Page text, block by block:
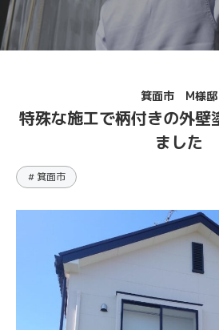
箕面市 M様邸
特殊な施工で柄付きの外壁
ました
# 箕面市